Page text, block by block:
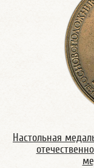
Настольная